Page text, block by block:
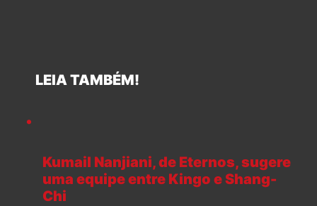
LEIA TAMBÉM!
Kumail Nanjiani, de Eternos, sugere
uma equipe entre Kingo e Shang-
Chi